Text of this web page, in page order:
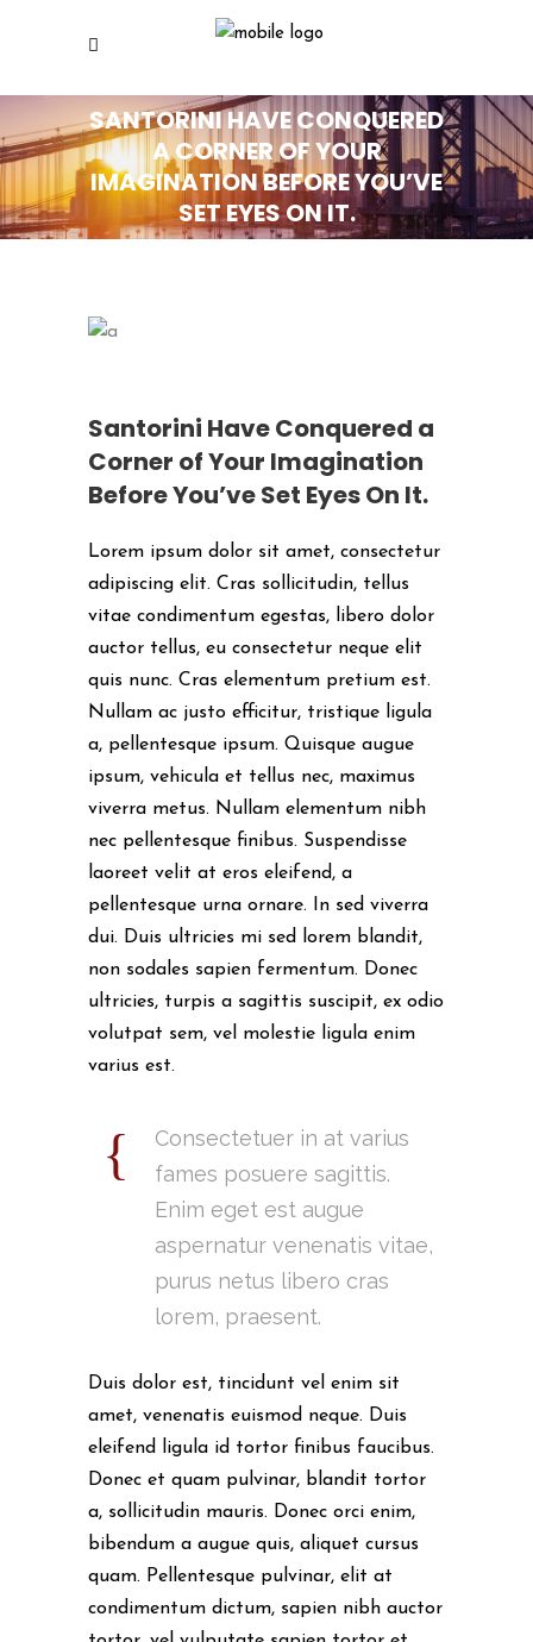
SANTORINI HAVE CONQUERED
A CORNER OF YOUR
IMAGINATION BEFORE YOU’VE
SET EYES ON IT.
Santorini Have Conquered a
Corner of Your Imagination
Before You’ve Set Eyes On It.
Lorem ipsum dolor sit amet, consectetur
adipiscing elit. Cras sollicitudin, tellus
vitae condimentum egestas, libero dolor
auctor tellus, eu consectetur neque elit
quis nunc. Cras elementum pretium est.
Nullam ac justo efficitur, tristique ligula
a, pellentesque ipsum. Quisque augue
ipsum, vehicula et tellus nec, maximus
viverra metus. Nullam elementum nibh
nec pellentesque finibus. Suspendisse
laoreet velit at eros eleifend, a
pellentesque urna ornare. In sed viverra
dui. Duis ultricies mi sed lorem blandit,
non sodales sapien fermentum. Donec
ultricies, turpis a sagittis suscipit, ex odio
volutpat sem, vel molestie ligula enim
varius est.
Consectetuer in at varius
fames posuere sagittis.
Enim eget est augue
aspernatur venenatis vitae,
purus netus libero cras
lorem, praesent.
Duis dolor est, tincidunt vel enim sit
amet, venenatis euismod neque. Duis
eleifend ligula id tortor finibus faucibus.
Donec et quam pulvinar, blandit tortor
a, sollicitudin mauris. Donec orci enim,
bibendum a augue quis, aliquet cursus
quam. Pellentesque pulvinar, elit at
condimentum dictum, sapien nibh auctor